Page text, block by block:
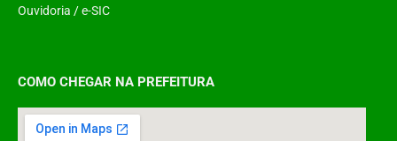
Ouvidoria /e-SIC
COMO CHEGAR NA PREFEITURA